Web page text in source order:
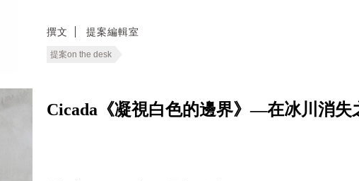
撰文 提案編輯室
提案on the desk
Cicada《凝視白色的邊界》—在冰川消失